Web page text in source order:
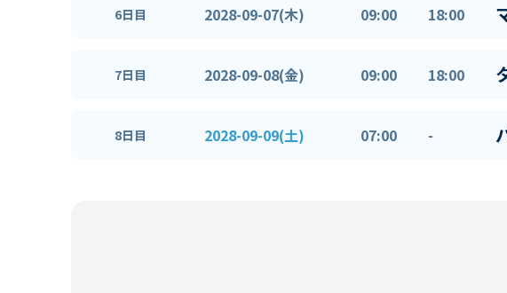
6日目 2028-09-07(木) 09:00 18:00
7日目 2028-09-08(金) 09:00 18:00
8日目 2028-09-09(土) 07:00 -